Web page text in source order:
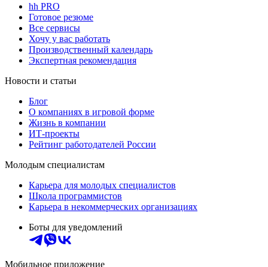
hh PRO
Готовое резюме
Все сервисы
Хочу у вас работать
Производственный календарь
Экспертная рекомендация
Новости и статьи
Блог
О компаниях в игровой форме
Жизнь в компании
ИТ-проекты
Рейтинг работодателей России
Молодым специалистам
Карьера для молодых специалистов
Школа программистов
Карьера в некоммерческих организациях
Боты для уведомлений
Мобильное приложение